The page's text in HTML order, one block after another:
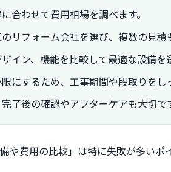
合わせて費用相場を調べます。
リフォーム会社を選び、複数の見積
イン、機能を比較して最適な設備を
にするため、工事期間や段取りをし
了後の確認やアフターケアも大切で
や費用の比較」は特に失敗が多いポ